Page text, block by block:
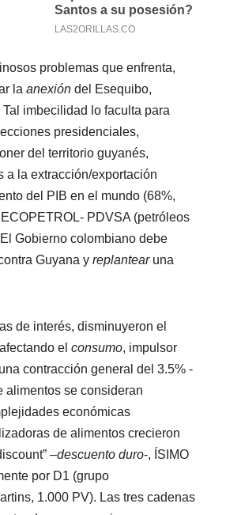
problemas que enfrenta,
la anexión del Esequibo,
imbecilidad lo faculta para
presidenciales,
del territorio guyanés,
a la extracción/exportación
del PIB en el mundo (68%,
PDVSA (petróleos
Gobierno colombiano debe
Guyana y replantear una
de interés, disminuyeron el
el consumo, impulsor
contracción general del 3.5% -
alimentos se consideran
económicas
de alimentos crecieron
–descuento duro-, ÍSIMO
por D1 (grupo
1.000 PV). Las tres cadenas